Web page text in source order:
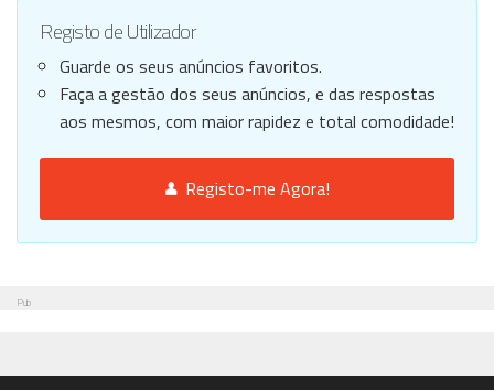
Registo de Utilizador
Guarde os seus anúncios favoritos.
Faça a gestão dos seus anúncios, e das respostas
aos mesmos, com maior rapidez e total comodidade!
Registo-me Agora!
Pub